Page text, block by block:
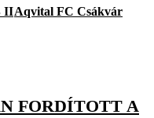
IIAqvital FC Csákvár
FORDÍTOTT A